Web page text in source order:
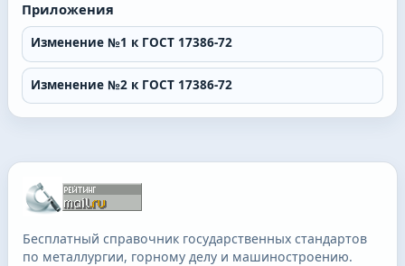
Приложения
Изменение №1 к ГОСТ 17386-72
Изменение №2 к ГОСТ 17386-72
Бесплатный справочник государственных стандартов
по металлургии, горному делу и машиностроению.